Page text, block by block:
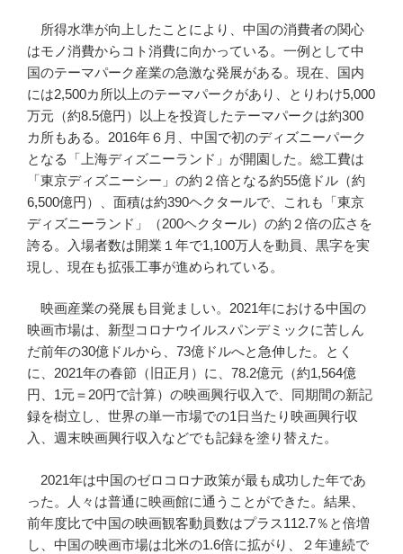
所得水準が向上したことにより、中国の消費者の関心
はモノ消費からコト消費に向かっている。一例として中
国のテーマパーク産業の急激な発展がある。現在、国内
には2,500カ所以上のテーマパークがあり、とりわけ5,000
万元（約8.5億円）以上を投資したテーマパークは約300
カ所もある。2016年６月、中国で初のディズニーパーク
となる「上海ディズニーランド」が開園した。総工費は
「東京ディズニーシー」の約２倍となる約55億ドル（約
6,500億円）、面積は約390ヘクタールで、これも「東京
ディズニーランド」（200ヘクタール）の約２倍の広さを
誇る。入場者数は開業１年で1,100万人を動員、黒字を実
現し、現在も拡張工事が進められている。
映画産業の発展も目覚ましい。2021年における中国の
映画市場は、新型コロナウイルスパンデミックに苦しん
だ前年の30億ドルから、73億ドルへと急伸した。とく
に、2021年の春節（旧正月）に、78.2億元（約1,564億
円、1元＝20円で計算）の映画興行収入で、同期間の新記
録を樹立し、世界の単一市場での1日当たり映画興行収
入、週末映画興行収入などでも記録を塗り替えた。
2021年は中国のゼロコロナ政策が最も成功した年であ
った。人々は普通に映画館に通うことができた。結果、
前年度比で中国の映画観客動員数はプラス112.7％と倍増
し、中国の映画市場は北米の1.6倍に拡がり、２年連続で